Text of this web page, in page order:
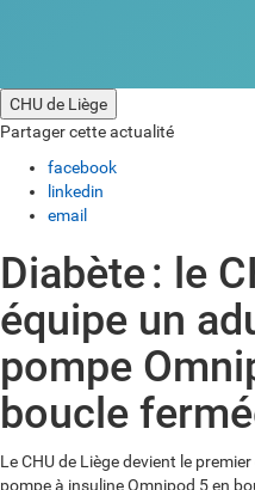
CHU de Liège
Partager cette actualité
facebook
linkedin
email
Diabète : le
équipe un
pompe
boucle
Le CHU de Liège devient le
pompe à insuline Omnipod 5 en